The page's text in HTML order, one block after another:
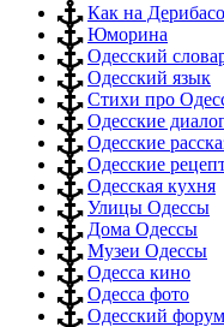
Как на
Юморина
Одесский
Одесский язык
Стихи про
Одесские
Одесские
Одесские
Одесская кухня
Улицы Одессы
Дома Одессы
Музеи Одессы
Одесса кино
Одесса фото
Одесский форум